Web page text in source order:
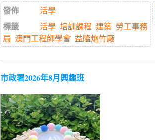
發佈
活學
標籤
活學 培訓課程 建築 勞工事務
局 澳門工程師學會 益隆炮竹廠
市政署2026年8月興趣班